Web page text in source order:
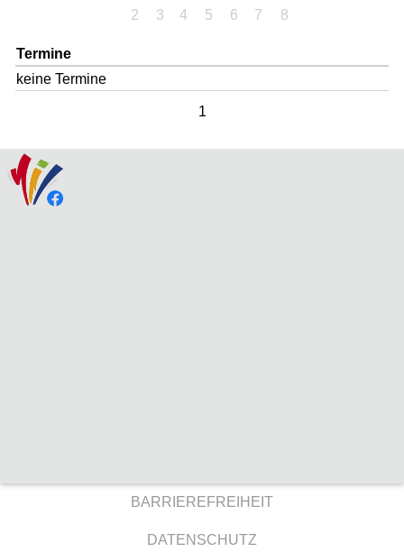
2
3 4 5 6 7 8
Termine
keine Termine
1
BARRIEREFREIHEIT
DATENSCHUTZ